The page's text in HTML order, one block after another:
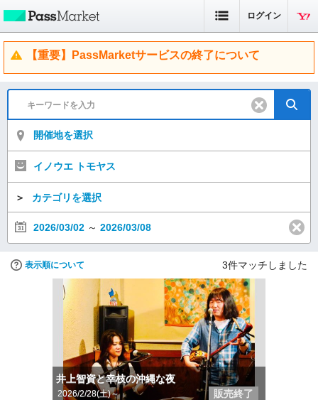
ログイン
【重要】PassMarketサービスの終了について
開催地を選択
イノウエ トモヤス
＞ カテゴリを選択
2026/03/02 ～ 2026/03/08
表示順について 3件マッチしました
井上智資と幸枝の沖縄な夜
2026/2/28(土)～ 販売終了